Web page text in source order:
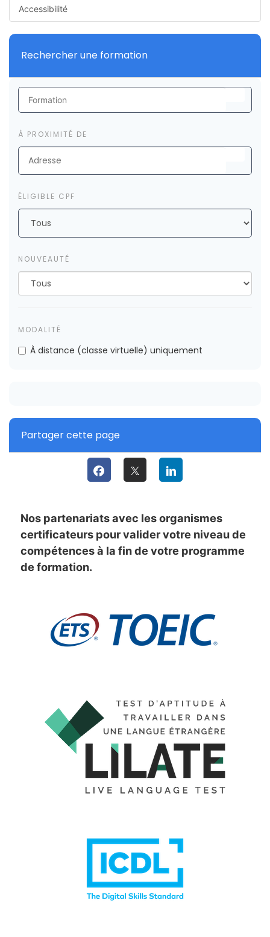
Accessibilité
Rechercher une formation
À PROXIMITÉ DE
ÉLIGIBLE CPF
NOUVEAUTÉ
MODALITÉ
À distance (classe virtuelle) uniquement
Partager cette page
Nos partenariats avec les organismes
certificateurs pour valider votre niveau de
compétences à la fin de votre programme
de formation.